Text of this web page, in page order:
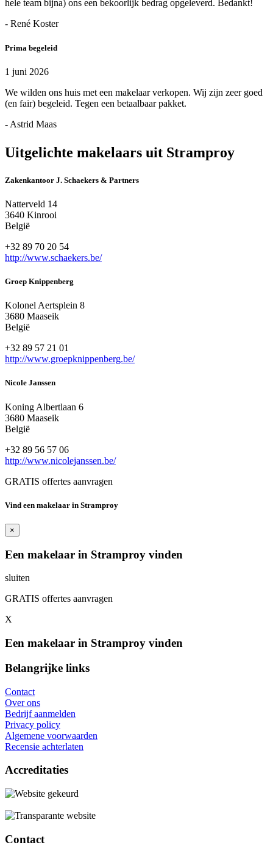
hele team bijna) ons een bekoorlijk bedrag opgeleverd. Bedankt!
- René Koster
Prima begeleid
1 juni 2026
We wilden ons huis met een makelaar verkopen. Wij zijn zeer goed
(en fair) begeleid. Tegen een betaalbaar pakket.
- Astrid Maas
Uitgelichte makelaars uit Stramproy
Zakenkantoor J. Schaekers & Partners
Natterveld 14
3640 Kinrooi
België
+32 89 70 20 54
http://www.schaekers.be/
Groep Knippenberg
Kolonel Aertsplein 8
3680 Maaseik
België
+32 89 57 21 01
http://www.groepknippenberg.be/
Nicole Janssen
Koning Albertlaan 6
3680 Maaseik
België
+32 89 56 57 06
http://www.nicolejanssen.be/
GRATIS offertes aanvragen
Vind een makelaar in Stramproy
×
Een makelaar in Stramproy vinden
sluiten
GRATIS offertes aanvragen
X
Een makelaar in Stramproy vinden
Belangrijke links
Contact
Over ons
Bedrijf aanmelden
Privacy policy
Algemene voorwaarden
Recensie achterlaten
Accreditaties
Contact